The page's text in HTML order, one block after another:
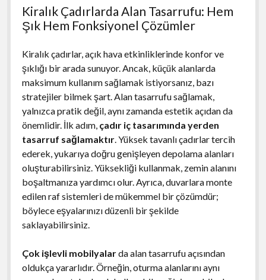
Kiralık Çadırlarda Alan Tasarrufu: Hem
Şık Hem Fonksiyonel Çözümler
Kiralık çadırlar, açık hava etkinliklerinde konfor ve
şıklığı bir arada sunuyor. Ancak, küçük alanlarda
maksimum kullanım sağlamak istiyorsanız, bazı
stratejiler bilmek şart. Alan tasarrufu sağlamak,
yalnızca pratik değil, aynı zamanda estetik açıdan da
önemlidir. İlk adım, çadır iç tasarımında yerden
tasarruf sağlamaktır. Yüksek tavanlı çadırlar tercih
ederek, yukarıya doğru genişleyen depolama alanları
oluşturabilirsiniz. Yüksekliği kullanmak, zemin alanını
boşaltmanıza yardımcı olur. Ayrıca, duvarlara monte
edilen raf sistemleri de mükemmel bir çözümdür;
böylece eşyalarınızı düzenli bir şekilde
saklayabilirsiniz.
Çok işlevli mobilyalarda alan tasarrufu açısından
oldukça yararlıdır. Örneğin, oturma alanlarını aynı